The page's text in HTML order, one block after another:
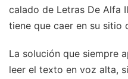
calado de Letras De Alfa
tiene que caer en su sitio
La solución que siempre
leer el texto en voz alta,